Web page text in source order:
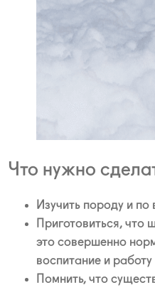
Что нужно
Изучить породу и
Приготовиться, что
это совершенно
воспитание и
Помнить, что